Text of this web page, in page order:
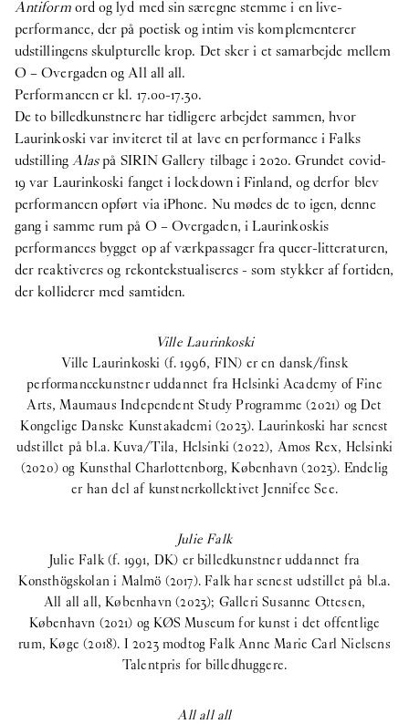
Antiformord og lyd med sin særegne stemme i en live-
performance, der på poetisk og intim vis komplementerer
udstillingens skulpturelle krop. Det sker i et samarbejde mellem
O – Overgaden og All all all.
Performancen er kl. 17.00-17.30.
De to billedkunstnere har tidligere arbejdet sammen, hvor
Laurinkoski var inviteret til at lave en performance i Falks
udstillingAlaspå SIRIN Gallery tilbage i 2020. Grundet covid-
19 var Laurinkoski fanget i lockdown i Finland, og derfor blev
performancen opført via iPhone. Nu mødes de to igen, denne
gang i samme rum på O – Overgaden, i Laurinkoskis
performances bygget op af værkpassager fra queer-litteraturen,
der reaktiveres og rekontekstualiseres - som stykker af fortiden,
der kolliderer med samtiden.
Ville Laurinkoski
Ville Laurinkoski (f. 1996, FIN) er en dansk/finsk
performancekunstner uddannet fra Helsinki Academy of Fine
Arts, Maumaus Independent Study Programme (2021) og Det
Kongelige Danske Kunstakademi (2023). Laurinkoski har senest
udstillet på bl.a. Kuva/Tila, Helsinki (2022), Amos Rex, Helsinki
(2020) og Kunsthal Charlottenborg, København (2023). Endelig
er han del af kunstnerkollektivet Jennifee See.
Julie Falk
Julie Falk (f. 1991, DK) er billedkunstner uddannet fra
Konsthögskolan i Malmö (2017). Falk har senest udstillet på bl.a.
All all all, København (2023); Galleri Susanne Ottesen,
København (2021) og KØS Museum for kunst i det offentlige
rum, Køge (2018). I 2023 modtog Falk Anne Marie Carl Nielsens
Talentpris for billedhuggere.
All all all